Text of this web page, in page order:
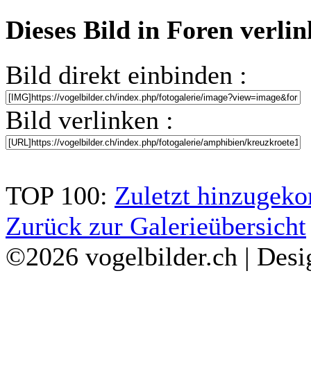
Dieses Bild in Foren
Bild direkt einbinden :
Bild verlinken :
TOP 100: Zuletzt
Zurück zur Galerieübersicht
©2026 vogelbilder.ch |